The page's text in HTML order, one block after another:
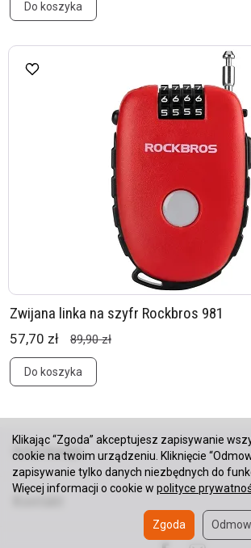
Do koszyka
Zwijana linka na szyfr Rockbros 981
57,70 zł 89,90 zł
Do koszyka
Informacje
Klikając “Zgoda” akceptujesz zapisywanie
cookie na twoim urządzeniu. Kliknięcie
zapisywanie tylko danych niezbędnych do
Więcej informacji o cookie w polityce
Zgoda